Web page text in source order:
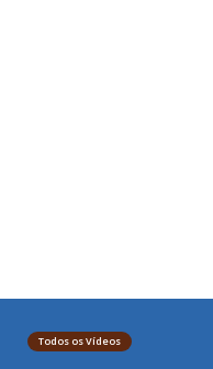
Todos os Vídeos